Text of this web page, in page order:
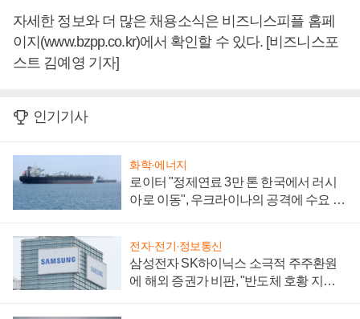
자세한 정보와 더 많은 채용소식은 비즈니스피플 홈페
이지(www.bzpp.co.kr)에서 확인할 수 있다. [비즈니스포
스트 김예영 기자]
인기기사
화학·에너지
로이터 "정제연료 3만 톤 한국에서 러시
아로 이동", 우크라이나의 공격에 수요 늘
전자·전기·정보통신
삼성전자 SK하이닉스 소극적 주주환원
에 해외 증권가 비판, "반도체 호황 지속